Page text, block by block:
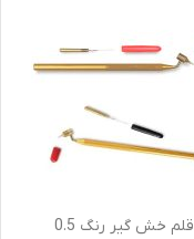
قلم خش گیر رنگ 0.5